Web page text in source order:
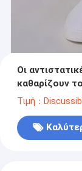
Οι
καθαρίζουν
παπουτσιών
Τιμή：